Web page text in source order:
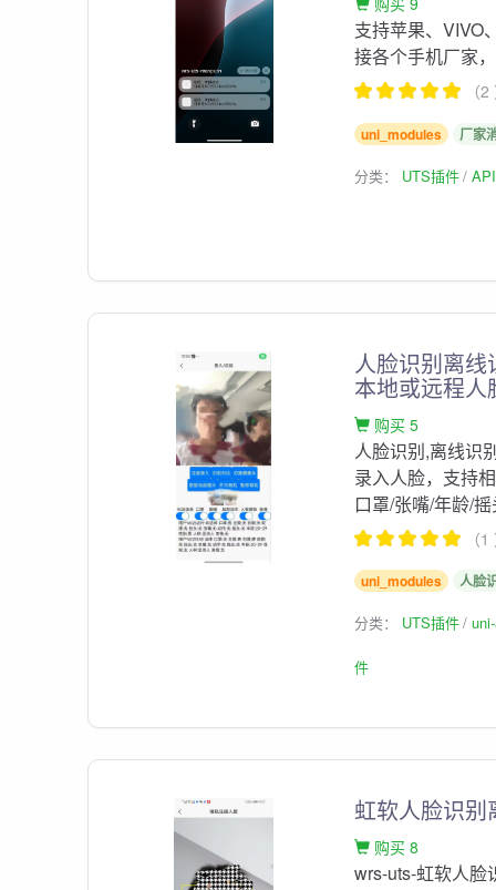
支持苹果、VIVO
接各个手机厂家
（
uni_modules 厂家
分类： UTS插件
人脸识别离
本地或远程
购买 5
人脸识别,离线识
录入人脸，支持
口罩/张嘴/年龄/
（
uni_modules 人脸
分类： UTS插件
件
虹软人脸识
购买 8
wrs-uts-虹软人脸